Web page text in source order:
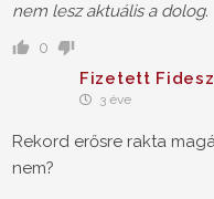
nem lesz aktuális a dolog.
0
Fizetett
3 éve
Rekord erősre rakta
nem?